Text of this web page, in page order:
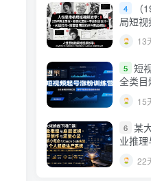
全流程
4
局短
授×标
计×AI
件实战
13
5 短
全类目
节奏
15
6 某
业推
作与
与 22